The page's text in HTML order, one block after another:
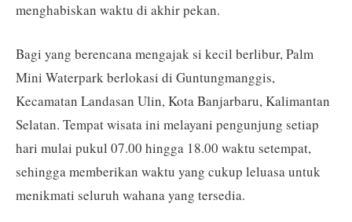
menghabiskan waktu di akhir pekan.
Bagi yang berencana mengajak si kecil berlibur, Palm
Mini Waterpark berlokasi di Guntungmanggis,
Kecamatan Landasan Ulin, Kota Banjarbaru, Kalimantan
Selatan. Tempat wisata ini melayani pengunjung setiap
hari mulai pukul 07.00 hingga 18.00 waktu setempat,
sehingga memberikan waktu yang cukup leluasa untuk
menikmati seluruh wahana yang tersedia.